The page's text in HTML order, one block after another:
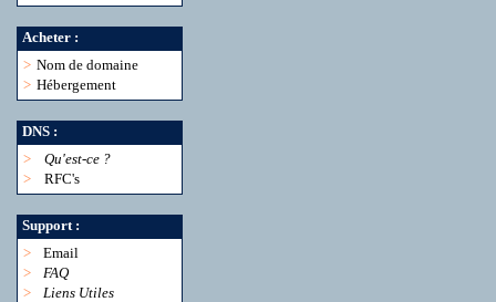
Acheter :
> Nom de domaine
> Hébergement
DNS :
>
Qu'est-ce ?
>
RFC's
Support :
>
Email
>
FAQ
>
Liens Utiles